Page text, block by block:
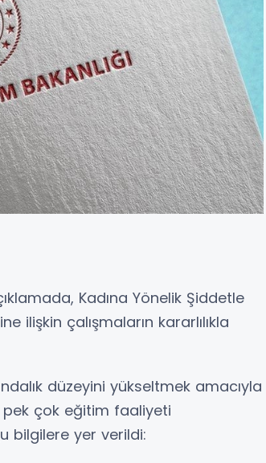
Kadına Yönelik Şiddetle
ilişkin çalışmaların kararlılıkla
düzeyini yükseltmek amacıyla
çok eğitim faaliyeti
bilgilere yer verildi: